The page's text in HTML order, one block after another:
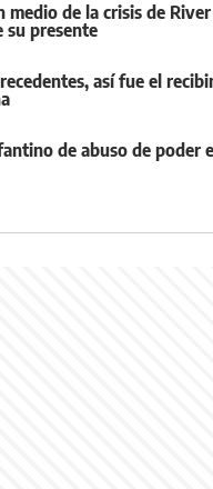
medio de la crisis de
su presente
así fue el
de abuso de poder